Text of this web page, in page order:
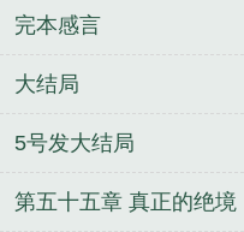
圣血条太厚等级划分
厚完整版免费
武圣血条太厚在线阅读
境界划分详细介绍 这
完本感言
大结局
5号发大结局
第五十五章 真正的绝境